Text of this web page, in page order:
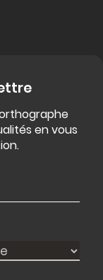
en vous